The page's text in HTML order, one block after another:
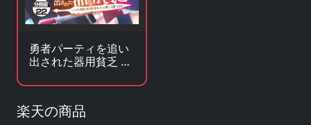
勇者パーティを追い
出された器用貧乏 〜
術士をやっていた剣
士、万能へと至る〜
分冊版（単話）
楽天の商品